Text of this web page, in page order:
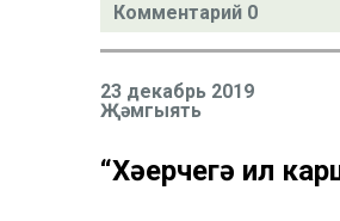
Комментарий 0
23 декабрь 2019
Җәмгыять
“Хәерчегә җил